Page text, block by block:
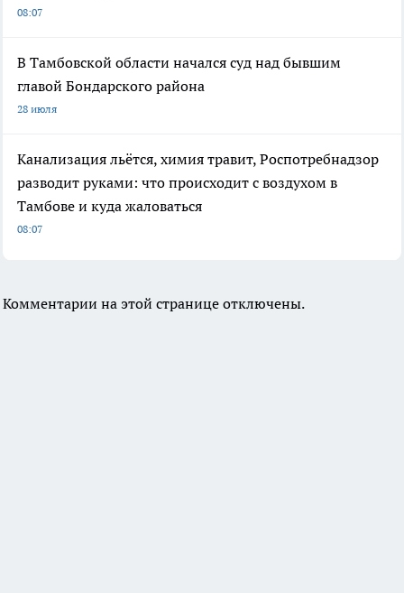
08:07
В Тамбовской области начался суд над бывшим
главой Бондарского района
28 июля
Канализация льётся, химия травит, Роспотребнадзор
разводит руками: что происходит с воздухом в
Тамбове и куда жаловаться
08:07
Комментарии на этой странице отключены.